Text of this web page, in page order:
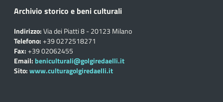
Archivio storico e beni culturali
Indirizzo:Via dei Piatti 8 - 20123 Milano
Telefono:+39 0272518271
Fax:+39 02062455
Email: beniculturali@golgiredaelli.it
Sito:www.culturagolgiredaelli.it